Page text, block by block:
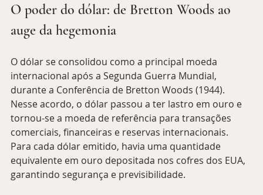
O poder do dólar: de Bretton Woods ao
auge da hegemonia
O dólar se consolidou como a principal moeda
internacional após a Segunda Guerra Mundial,
durante a Conferência de Bretton Woods (1944).
Nesse acordo, o dólar passou a ter lastro em ouro e
tornou-se a moeda de referência para transações
comerciais, financeiras e reservas internacionais.
Para cada dólar emitido, havia uma quantidade
equivalente em ouro depositada nos cofres dos EUA,
garantindo segurança e previsibilidade.